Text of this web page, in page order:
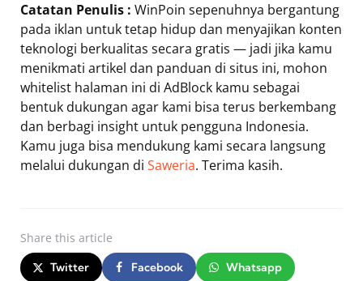
Catatan Penulis : WinPoin sepenuhnya bergantung
pada iklan untuk tetap hidup dan menyajikan konten
teknologi berkualitas secara gratis — jadi jika kamu
menikmati artikel dan panduan di situs ini, mohon
whitelist halaman ini di AdBlock kamu sebagai
bentuk dukungan agar kami bisa terus berkembang
dan berbagi insight untuk pengguna Indonesia.
Kamu juga bisa mendukung kami secara langsung
melalui dukungan di Saweria. Terima kasih.
Share this article
Twitter Facebook Whatsapp